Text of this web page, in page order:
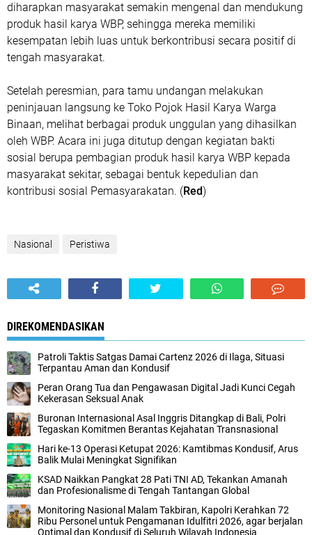
diharapkan masyarakat semakin mengenal dan mendukung
produk hasil karya WBP, sehingga mereka memiliki
kesempatan lebih luas untuk berkontribusi secara positif di
tengah masyarakat.
Setelah peresmian, para tamu undangan melakukan
peninjauan langsung ke Toko Pojok Hasil Karya Warga
Binaan, melihat berbagai produk unggulan yang dihasilkan
oleh WBP. Acara ini juga ditutup dengan kegiatan bakti
sosial berupa pembagian produk hasil karya WBP kepada
masyarakat sekitar, sebagai bentuk kepedulian dan
kontribusi sosial Pemasyarakatan. (Red)
Nasional Peristiwa
DIREKOMENDASIKAN
‎Patroli Taktis Satgas Damai Cartenz 2026 di Ilaga, Situasi
Terpantau Aman dan Kondusif
Peran Orang Tua dan Pengawasan Digital Jadi Kunci Cegah
Kekerasan Seksual Anak
‎Buronan Internasional Asal Inggris Ditangkap di Bali, Polri
Tegaskan Komitmen Berantas Kejahatan Transnasional
‎Hari ke-13 Operasi Ketupat 2026: Kamtibmas Kondusif, Arus
Balik Mulai Meningkat Signifikan
‎KSAD Naikkan Pangkat 28 Pati TNI AD, Tekankan Amanah
dan Profesionalisme di Tengah Tantangan Global
Monitoring Nasional Malam Takbiran, Kapolri Kerahkan 72
Ribu Personel untuk Pengamanan Idulfitri 2026, agar berjalan
Optimal dan Kondusif di Seluruh Wilayah Indonesia